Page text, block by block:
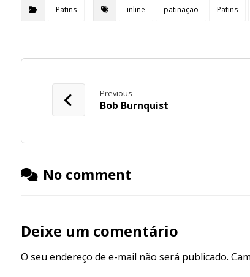
Patins inline patinação Patins
Previous
Bob Burnquist
No comment
Deixe um comentário
O seu endereço de e-mail não será publicado.